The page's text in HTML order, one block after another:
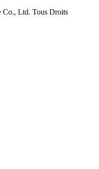
Ltd. Tous Droits